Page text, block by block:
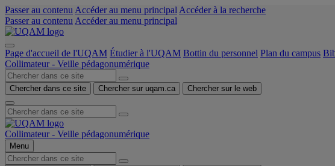
Passer au contenu Accéder au menu principal Accéder à la recherche
Passer au contenu Accéder au menu principal
Page d'accueil de l'UQAM Étudier à l'UQAM Bottin du personnel Plan du campus
Collimateur - Veille pédagonumérique
Chercher dans ce site Chercher sur uqam.ca Chercher sur le web
Collimateur - Veille pédagonumérique
Menu